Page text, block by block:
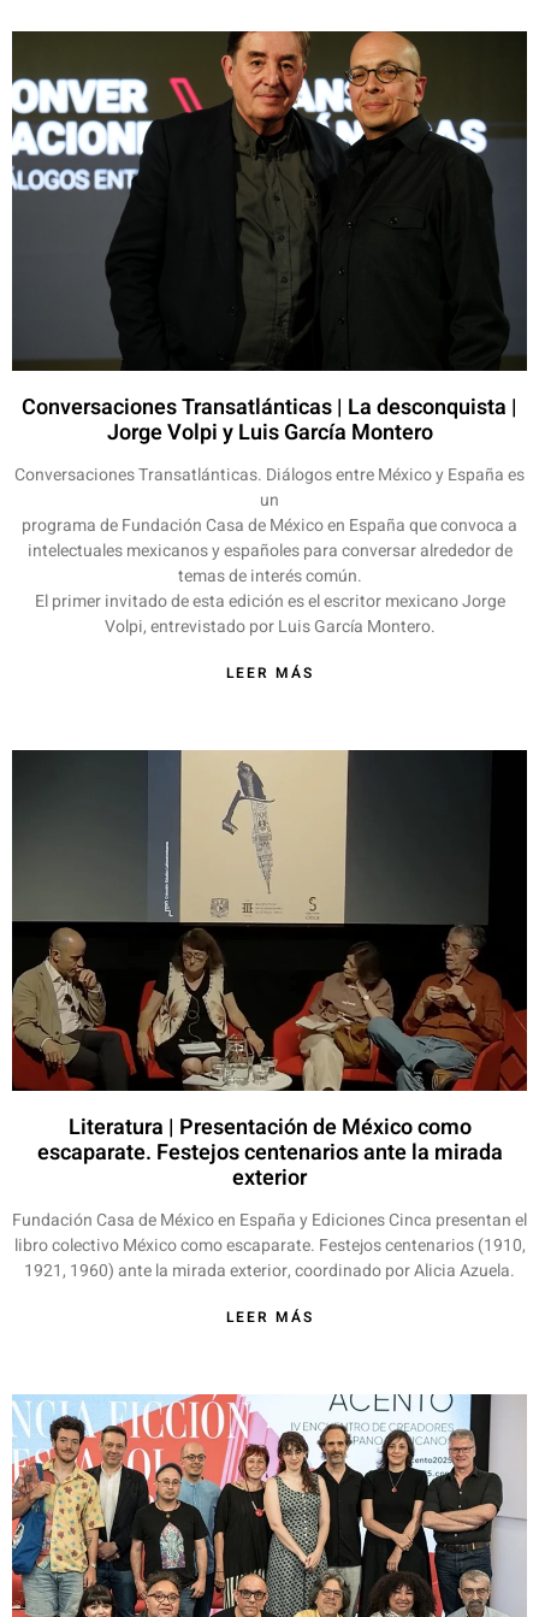
Conversaciones Transatlánticas | La desconquista |
Jorge Volpi y Luis García Montero
Conversaciones Transatlánticas. Diálogos entre México y España es
un
programa de Fundación Casa de México en España que convoca a
intelectuales mexicanos y españoles para conversar alrededor de
temas de interés común.
El primer invitado de esta edición es el escritor mexicano Jorge
Volpi, entrevistado por Luis García Montero.
LEER MÁS
Literatura | Presentación de México como
escaparate. Festejos centenarios ante la mirada
exterior
Fundación Casa de México en España y Ediciones Cinca presentan el
libro colectivo México como escaparate. Festejos centenarios (1910,
1921, 1960) ante la mirada exterior, coordinado por Alicia Azuela.
LEER MÁS